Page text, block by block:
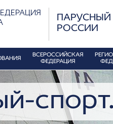
ПАРУСНЫЙ
РОССИИ
ВСЕРОССИЙСКАЯ
ФЕДЕРАЦИЯ